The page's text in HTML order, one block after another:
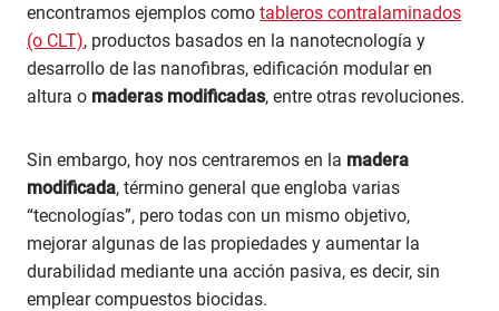
encontramos ejemplos como tableros contralaminados
(o CLT), productos basados en la nanotecnología y
desarrollo de las nanofibras, edificación modular en
altura o maderas modificadas, entre otras revoluciones.
Sin embargo, hoy nos centraremos en la madera
modificada, término general que engloba varias
“tecnologías”, pero todas con un mismo objetivo,
mejorar algunas de las propiedades y aumentar la
durabilidad mediante una acción pasiva, es decir, sin
emplear compuestos biocidas.